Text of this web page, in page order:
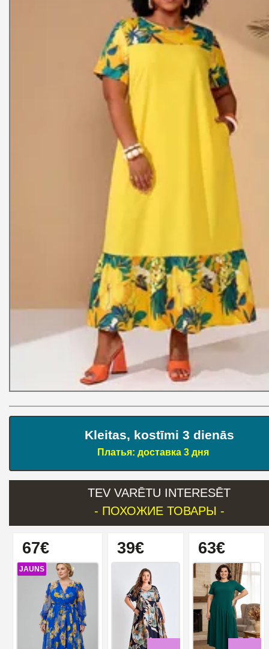
Kleitas, kostīmi 3 dienās
Платья: доставка 3 дня
TEV VARĒTU INTERESĒT
- ПОХОЖИЕ ТОВАРЫ -
67€
JAUNS
39€ 63€